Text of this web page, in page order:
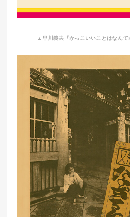
▲早川義夫『かっこいいことはなんて